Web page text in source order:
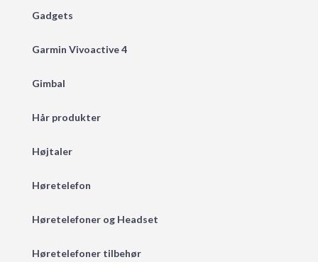
Gadgets
Garmin Vivoactive 4
Gimbal
Hår produkter
Højtaler
Høretelefon
Høretelefoner og Headset
Høretelefoner tilbehør